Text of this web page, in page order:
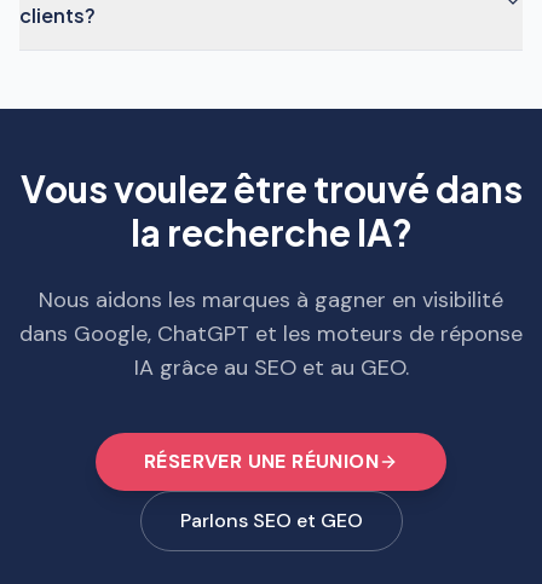
clients?
Vous voulez être trouvé dans
la recherche IA?
Nous aidons les marques à gagner en visibilité
dans Google, ChatGPT et les moteurs de réponse
IA grâce au SEO et au GEO.
RÉSERVER UNE RÉUNION
Parlons SEO et GEO